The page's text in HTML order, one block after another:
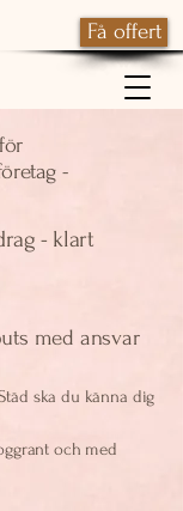
Få offert
-
- klart
med ansvar
ska du känna dig
och med